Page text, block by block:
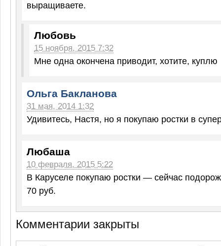
выращиваете.
Любовь
15 ноября, 2015 7:32
Мне одна окончена приводит, хотите, куплю
Ольга Бакланова
31 мая, 2014 1:32
Удивитесь, Настя, но я покупаю ростки в
Любаша
10 февраля, 2015 5:22
В Каруселе покупаю ростки — сейчас
70 руб.
Комментарии закрыты